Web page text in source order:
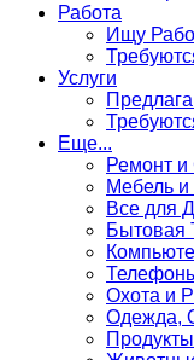
Работа
Ищу
Услуги
Еще...
Ремонт и
Мебель
Все для
Бытовая
Охота и
Одежда,